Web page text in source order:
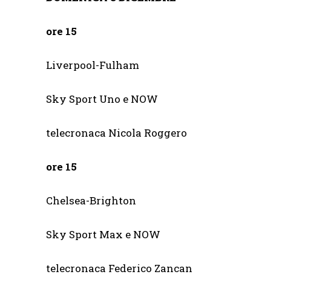
ore 15
Liverpool-Fulham
Sky Sport Uno e NOW
telecronaca Nicola Roggero
ore 15
Chelsea-Brighton
Sky Sport Max e NOW
telecronaca Federico Zancan